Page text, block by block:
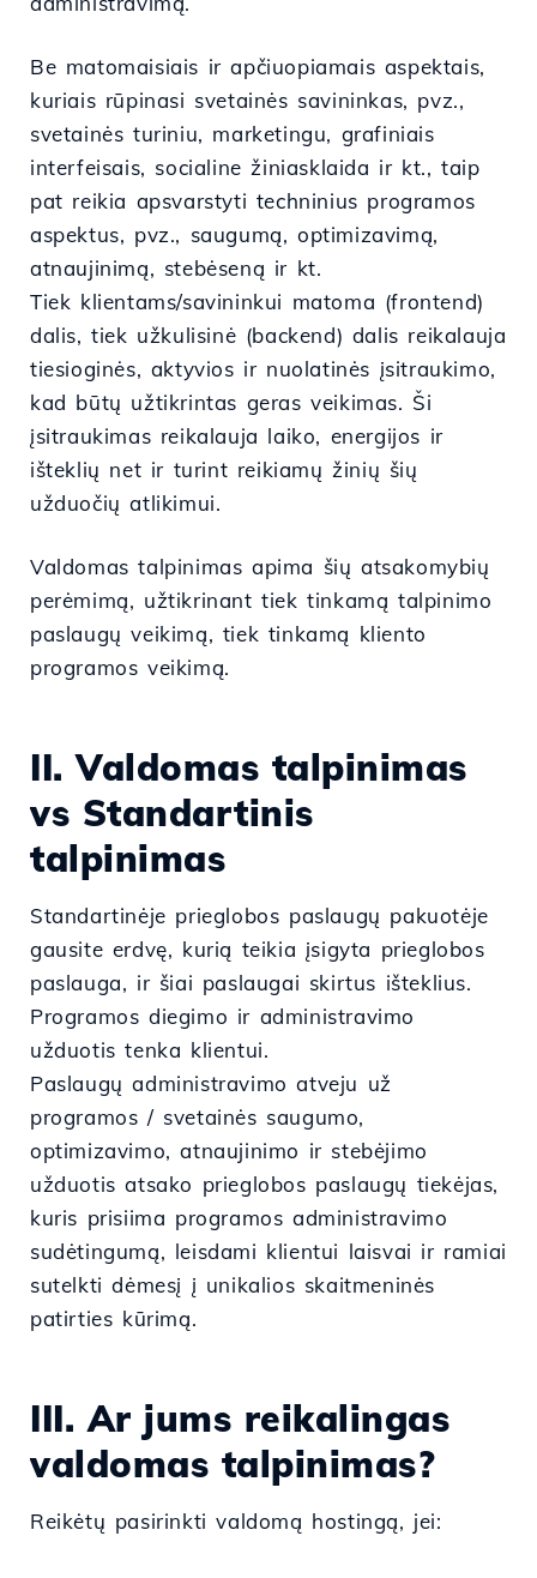
Be matomaisiais ir apčiuopiamais aspektais,
kuriais rūpinasi svetainės savininkas, pvz.,
svetainės turiniu, marketingu, grafiniais
interfeisais, socialine žiniasklaida ir kt., taip
pat reikia apsvarstyti techninius programos
aspektus, pvz., saugumą, optimizavimą,
atnaujinimą, stebėseną ir kt.
Tiek klientams/savininkui matoma (frontend)
dalis, tiek užkulisinė (backend) dalis reikalauja
tiesioginės, aktyvios ir nuolatinės įsitraukimo,
kad būtų užtikrintas geras veikimas. Ši
įsitraukimas reikalauja laiko, energijos ir
išteklių net ir turint reikiamų žinių šių
užduočių atlikimui.
Valdomas talpinimas apima šių atsakomybių
perėmimą, užtikrinant tiek tinkamą talpinimo
paslaugų veikimą, tiek tinkamą kliento
programos veikimą.
II. Valdomas talpinimas
vs Standartinis
talpinimas
Standartinėje prieglobos paslaugų pakuotėje
gausite erdvę, kurią teikia įsigyta prieglobos
paslauga, ir šiai paslaugai skirtus išteklius.
Programos diegimo ir administravimo
užduotis tenka klientui.
Paslaugų administravimo atveju už
programos / svetainės saugumo,
optimizavimo, atnaujinimo ir stebėjimo
užduotis atsako prieglobos paslaugų tiekėjas,
kuris prisiima programos administravimo
sudėtingumą, leisdami klientui laisvai ir ramiai
sutelkti dėmesį į unikalios skaitmeninės
patirties kūrimą.
III. Ar jums reikalingas
valdomas talpinimas?
Reikėtų pasirinkti valdomą hostingą, jei: